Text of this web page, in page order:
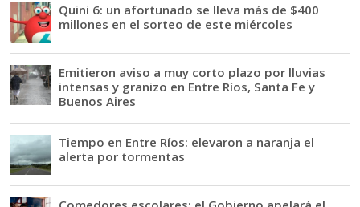
Quini 6: un afortunado se lleva más de $400
millones en el sorteo de este miércoles
Emitieron aviso a muy corto plazo por lluvias
intensas y granizo en Entre Ríos, Santa Fe y
Buenos Aires
Tiempo en Entre Ríos: elevaron a naranja el
alerta por tormentas